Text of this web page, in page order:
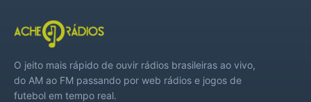
O jeito mais rápido de ouvir rádios brasileiras ao vivo,
do AM ao FM passando por web rádios e jogos de
futebol em tempo real.